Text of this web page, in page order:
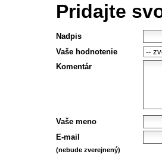
Pridajte
Nadpis
Vaše hodnotenie
Komentár
Vaše meno
E-mail
(nebude zverejnený)